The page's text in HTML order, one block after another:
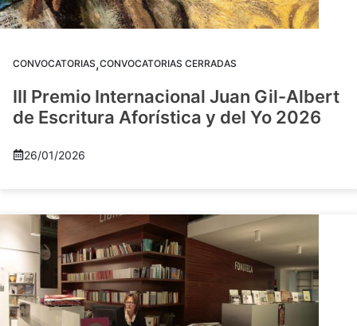
CONVOCATORIAS,CONVOCATORIAS CERRADAS
III Premio Internacional Juan Gil-Albert
de Escritura Aforística y del Yo 2026
26/01/2026